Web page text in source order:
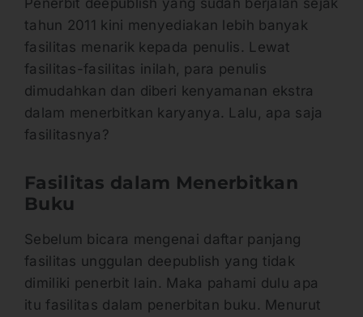
tahun 2011 kini menyediakan lebih banyak
fasilitas menarik kepada penulis. Lewat
fasilitas-fasilitas inilah, para penulis
dimudahkan dan diberi kenyamanan ekstra
dalam menerbitkan karyanya. Lalu, apa saja
fasilitasnya?
Fasilitas dalam Menerbitkan
Buku
Sebelum bicara mengenai daftar panjang
fasilitas unggulan deepublish yang tidak
dimiliki penerbit lain. Maka pahami dulu apa
itu fasilitas dalam penerbitan buku. Menurut